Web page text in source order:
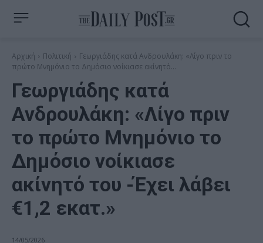
Αρχική Πολιτική
Γεωργιάδης κατά Ανδρουλάκη: «Λίγο πριν το
πρώτο Μνημόνιο το Δημόσιο νοίκιασε ακίνητό...
Γεωργιάδης κατά
Ανδρουλάκη: «Λίγο πριν
το πρώτο Μνημόνιο το
Δημόσιο νοίκιασε
ακίνητό του -Έχει λάβει
€1,2 εκατ.»
14/05/2026